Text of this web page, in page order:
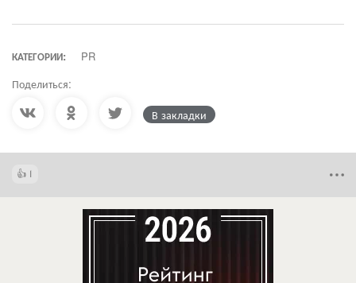
КАТЕГОРИИ: PR
Поделиться:
В закладки
1